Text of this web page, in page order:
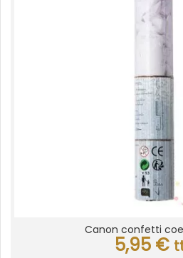
Canon confetti
5,95 €